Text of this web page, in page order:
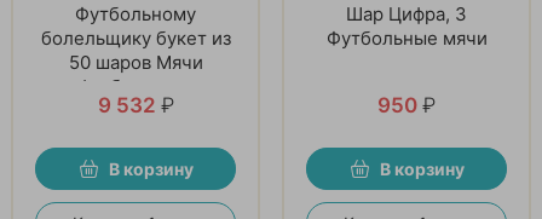
Футбольному
болельщику букет из
50 шаров Мячи
футбольные.
9 532 ₽
В корзину
Шар Цифра, 3
Футбольные мячи
950 ₽
В корзину